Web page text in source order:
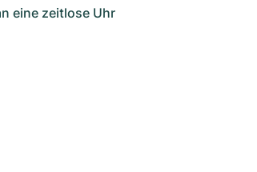
eine zeitlose Uhr